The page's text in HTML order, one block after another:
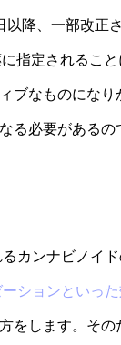
降、一部改
指定されるこ
ブなものにな
る必要があるの
るカンナビノイ
ションといっ
をします。そ